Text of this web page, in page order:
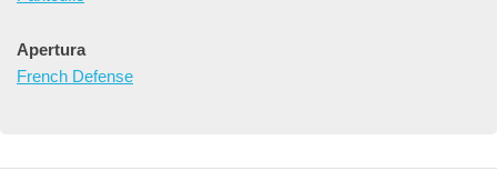
Apertura
French Defense